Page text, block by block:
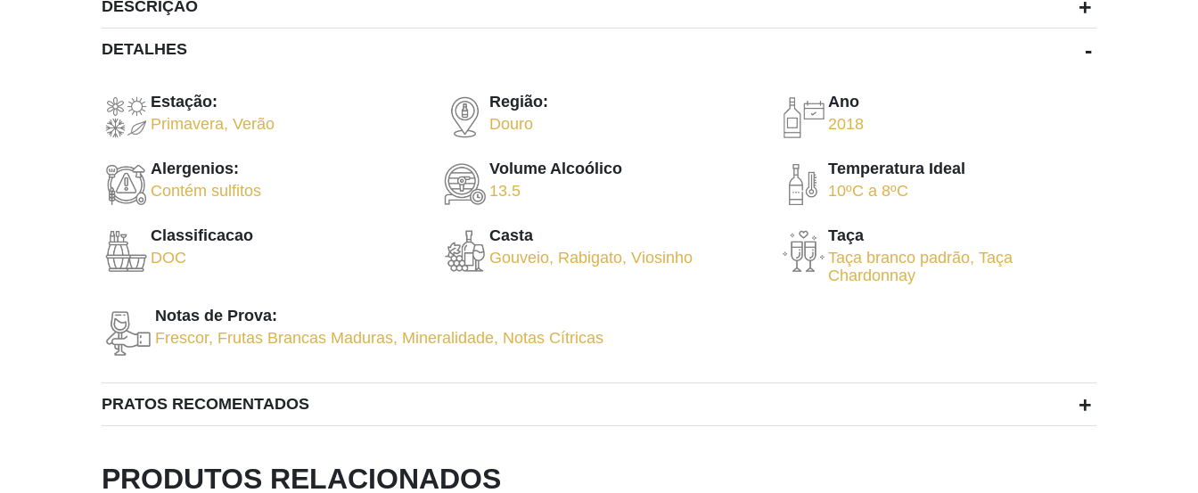
DESCRIÇÃO +
DETALHES -
Estação:
Primavera, Verão
Região:
Douro
Ano
2018
Alergenios:
Contém sulfitos
Volume Alcoólico
13.5
Temperatura Ideal
10ºC a 8ºC
Classificacao
DOC
Casta
Gouveio, Rabigato, Viosinho
Taça
Taça branco padrão, Taça
Chardonnay
Notas de Prova:
Frescor, Frutas Brancas Maduras, Mineralidade, Notas Cítricas
PRATOS RECOMENTADOS +
PRODUTOS RELACIONADOS